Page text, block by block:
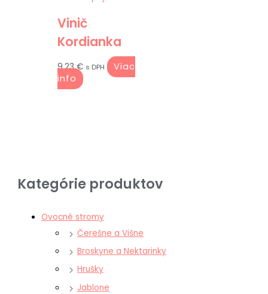
Kategórie produktov
Ovocné stromy
Čerešne a Višne
Broskyne a Nektarinky
Hrušky
Jablone
Vinič
Kordianka
9.23€ s DPH
Viac
info